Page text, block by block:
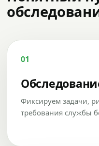
01
Фиксируем задачи,
требования службы